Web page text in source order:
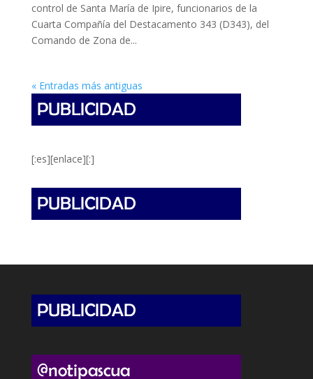
control de Santa María de Ipire, funcionarios de la
Cuarta Compañía del Destacamento 343 (D343), del
Comando de Zona de...
« Entradas más antiguas
[:es][enlace][:]